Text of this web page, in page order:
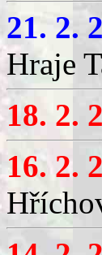
21. 2.
Hraje
18. 2.
16. 2.